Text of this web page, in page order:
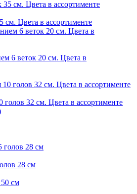
см. Цвета в ассортименте
6 веток 20 см. Цвета в
голов 32 см. Цвета в ассортименте
28 см